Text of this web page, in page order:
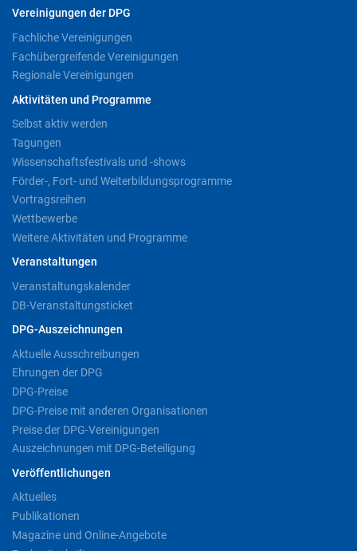
Vereinigungen der DPG
Fachliche Vereinigungen
Fachübergreifende Vereinigungen
Regionale Vereinigungen
Aktivitäten und Programme
Selbst aktiv werden
Tagungen
Wissenschaftsfestivals und -shows
Förder-, Fort- und Weiterbildungsprogramme
Vortragsreihen
Wettbewerbe
Weitere Aktivitäten und Programme
Veranstaltungen
Veranstaltungskalender
DB-Veranstaltungsticket
DPG-Auszeichnungen
Aktuelle Ausschreibungen
Ehrungen der DPG
DPG-Preise
DPG-Preise mit anderen Organisationen
Preise der DPG-Vereinigungen
Auszeichnungen mit DPG-Beteiligung
Veröffentlichungen
Aktuelles
Publikationen
Magazine und Online-Angebote